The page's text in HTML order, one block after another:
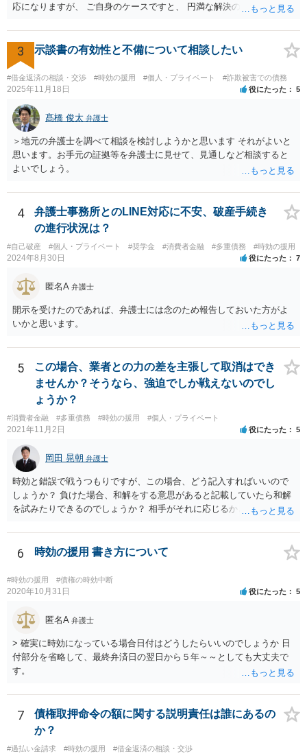
応になりますが、 ご自身のケースですと、 円満な解決のため、一定程
けではありません）。 何某かの主張をされた場合、あらためて弁護士
に相談されるという形でよいかと思います。
3 示談書の有効性と不備について相談したい
#借金返済の相談・交渉 #時効の援用 #個人・プライベート #詐欺被害での債務
2025年11月18日 役にたった 5
髙橋 俊太 弁護士
＞地元の弁護士を調べて相談を検討しようかと思います それがよいと
思います。お手元の証拠等を弁護士に見せて、見通しなど相談すると
よいでしょう。
4
弁護士事務所とのLINE対応に不安、破産手続き
の進行状況は？
#自己破産 #個人・プライベート #奨学金 #消費者金融 #多重債務 #時効の援用
2024年8月30日 役にたった 7
匿名A 弁護士
開示を受けたのであれば、弁護士には念のため報告しておいた方がよ
いかと思います。
5
この場合、業者との力の差を主張して取消はでき
ませんか？そうなら、強迫でしか戦えないのでし
ょうか？
#消費者金融 #多重債務 #時効の援用 #個人・プライベート
2021年11月2日 役にたった 5
岡田 晃朝 弁護士
時効と錯誤で戦うつもりですが、この場合、どう記入すればいいので
しょうか？ 負けた場合、和解をする意思があると記載していたら和解
を試みたりできるのでしょうか？ 相手がそれに応じるかという問題は
誤だけをあらそい、形成がまずくなってから和解の話も出来ますが、
そのタイミングなどご本人のみでの訴訟では測りにくいのではないで
6 時効の援用 書き方について
#時効の援用 #債権の時効中断
2020年10月31日 役にたった 5
匿名A 弁護士
> 確実に時効になっている場合日付はどうしたらいいのでしょうか 日
付部分を省略して、最終弁済日の翌日から５年～～としても大丈夫で
す。
7
債権取押命令の額に関する説明責任は誰にあるの
か？
#過払い金請求 #時効の援用 #借金返済の相談・交渉